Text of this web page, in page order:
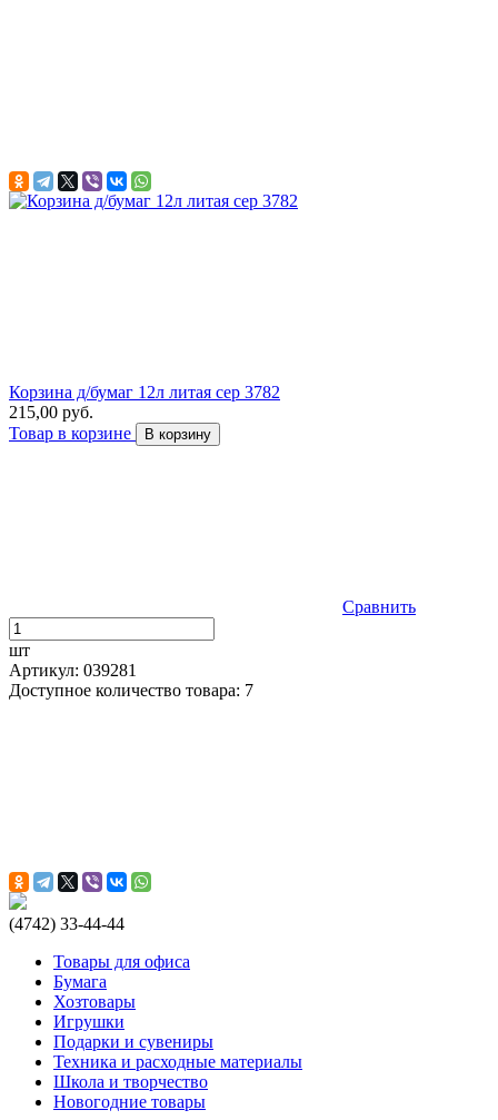
Корзина д/бумаг 12л литая сер 3782
215,00 руб.
Товар в корзине
В корзину
Сравнить
шт
Артикул: 039281
Доступное количество товара: 7
(4742) 33-44-44
Товары для офиса
Бумага
Хозтовары
Игрушки
Подарки и сувениры
Техника и расходные материалы
Школа и творчество
Новогодние товары